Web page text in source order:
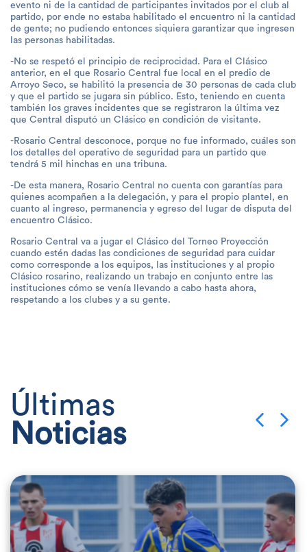
evento ni de la cantidad de participantes invitados por el club al
partido, por ende no estaba habilitado el encuentro ni la cantidad
de gente; no pudiendo entonces siquiera garantizar que ingresen
las personas habilitadas.
-No se respetó el principio de reciprocidad. Para el Clásico
anterior, en el que Rosario Central fue local en el predio de
Arroyo Seco, se habilitó la presencia de 30 personas de cada club
y que el partido se jugara sin público. Esto, teniendo en cuenta
también los graves incidentes que se registraron la última vez
que Central disputó un Clásico en condición de visitante.
-Rosario Central desconoce, porque no fue informado, cuáles son
los detalles del operativo de seguridad para un partido que
tendrá 5 mil hinchas en una tribuna.
-De esta manera, Rosario Central no cuenta con garantías para
quienes acompañen a la delegación, y para el propio plantel, en
cuanto al ingreso, permanencia y egreso del lugar de disputa del
encuentro Clásico.
Rosario Central va a jugar el Clásico del Torneo Proyección
cuando estén dadas las condiciones de seguridad para cuidar
como corresponde a los equipos, las instituciones y al propio
Clásico rosarino, realizando un trabajo en conjunto entre las
instituciones cómo se venía llevando a cabo hasta ahora,
respetando a los clubes y a su gente.
Últimas
Noticias